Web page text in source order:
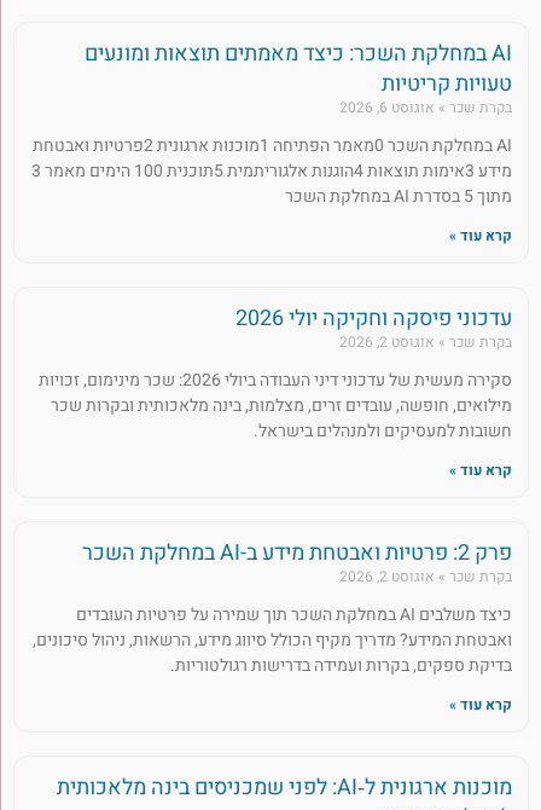
AI במחלקת השכר: כיצד מאמתים תוצאות ומונעים
טעויות קריטיות
בקרת שכר אוגוסט 6, 2026
AI במחלקת השכר 0מאמר הפתיחה 1מוכנות ארגונית 2פרטיות ואבטחת
מידע 3אימות תוצאות 4הוגנות אלגוריתמית 5תוכנית 100 הימים מאמר 3
מתוך 5 בסדרת AI במחלקת השכר
קרא עוד »
עדכוני פיסקה וחקיקה יולי 2026
בקרת שכר אוגוסט 2, 2026
סקירה מעשית של עדכוני דיני העבודה ביולי 2026: שכר מינימום, זכויות
מילואים, חופשה, עובדים זרים, מצלמות, בינה מלאכותית ובקרות שכר
חשובות למעסיקים ולמנהלים בישראל.
קרא עוד »
פרק 2: פרטיות ואבטחת מידע ב-AI במחלקת השכר
בקרת שכר אוגוסט 2, 2026
כיצד משלבים AI במחלקת השכר תוך שמירה על פרטיות העובדים
ואבטחת המידע? מדריך מקיף הכולל סיווג מידע, הרשאות, ניהול סיכונים,
בדיקת ספקים, בקרות ועמידה בדרישות רגולטוריות.
קרא עוד »
מוכנות ארגונית ל‑AI: לפני שמכניסים בינה מלאכותית